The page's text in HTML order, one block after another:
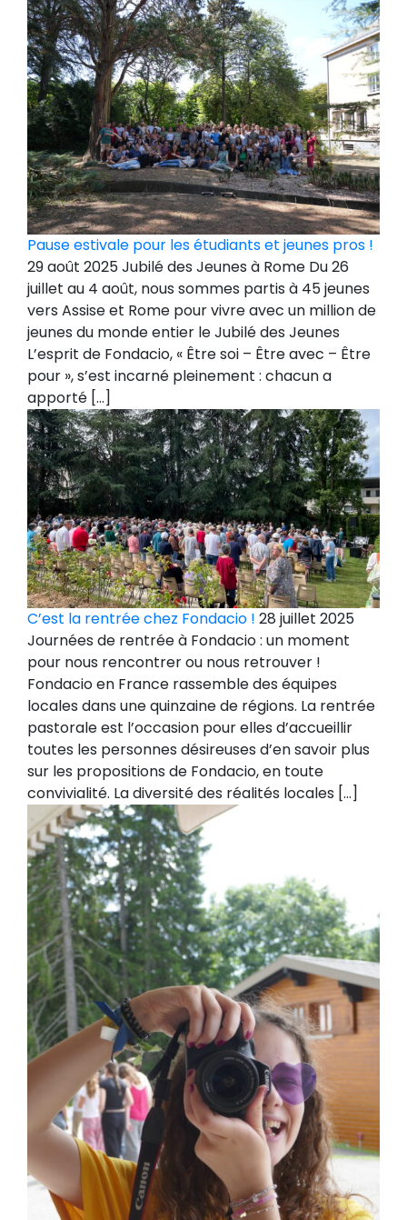
Pause estivale pour les étudiants et jeunes pros !
29 août 2025 Jubilé des Jeunes à Rome Du 26
juillet au 4 août, nous sommes partis à 45 jeunes
vers Assise et Rome pour vivre avec un million de
jeunes du monde entier le Jubilé des Jeunes
L’esprit de Fondacio, « Être soi – Être avec – Être
pour », s’est incarné pleinement : chacun a
apporté […]
C’est la rentrée chez Fondacio ! 28 juillet 2025
Journées de rentrée à Fondacio : un moment
pour nous rencontrer ou nous retrouver !
Fondacio en France rassemble des équipes
locales dans une quinzaine de régions. La rentrée
pastorale est l’occasion pour elles d’accueillir
toutes les personnes désireuses d’en savoir plus
sur les propositions de Fondacio, en toute
convivialité. La diversité des réalités locales […]